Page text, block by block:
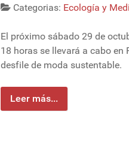
Categorias: Ecología y
El próximo sábado 29 de
18 horas se llevará a cabo en
desfile de moda sustentable.
Leer más...